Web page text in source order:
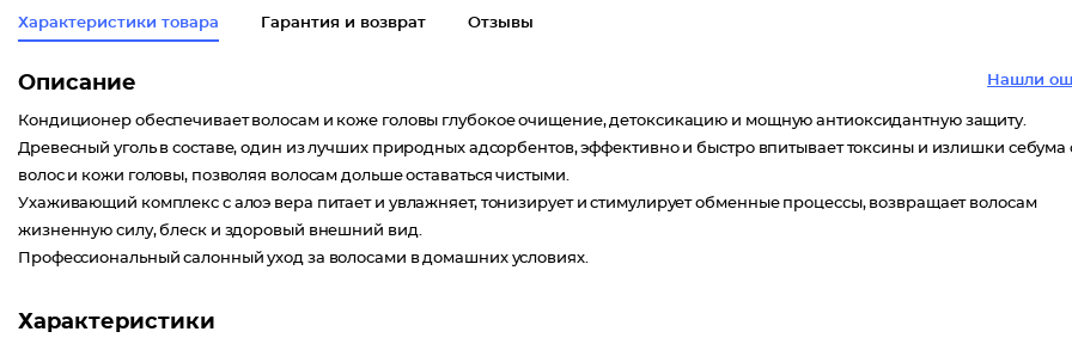
Характеристики товара Гарантия и возврат Отзывы
Нашли
Описание
Кондиционер обеспечивает волосам и коже головы глубокое очищение, детоксикацию и мощную антиоксидантную защиту.
Древесный уголь в составе, один из лучших природных адсорбентов, эффективно и быстро впитывает токсины и излишки себума
волос и кожи головы, позволяя волосам дольше оставаться чистыми.
Ухаживающий комплекс с алоэ вера питает и увлажняет, тонизирует и стимулирует обменные процессы, возвращает волосам
жизненную силу, блеск и здоровый внешний вид.
Профессиональный салонный уход за волосами в домашних условиях.
Характеристики